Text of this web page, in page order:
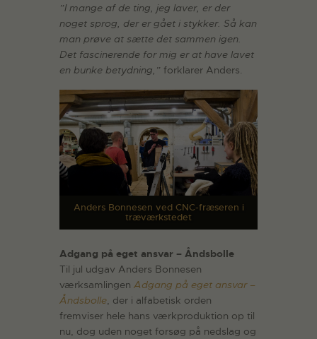
”I mange af de ting, jeg laver, er der
noget sprog, der er gået i stykker. Så kan
man prøve at sætte det sammen igen.
Det fascinerende for mig er at have lavet
en bunke betydning,” forklarer Anders.
Anders Bonnesen ved CNC-fræseren i
træværkstedet
Adgang på eget ansvar – Åndsbolle
Til jul udgav Anders Bonnesen
værksamlingen Adgang på eget ansvar –
Åndsbolle , der i alfabetisk orden
fremviser hele hans værkproduktion op til
nu, dog uden noget forsøg på nedslag og